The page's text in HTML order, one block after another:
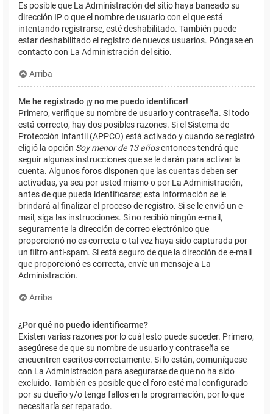
Es posible que La Administración del sitio haya baneado su
dirección IP o que el nombre de usuario con el que está
intentando registrarse, esté deshabilitado. También puede
estar deshabilitado el registro de nuevos usuarios. Póngase en
contacto con La Administración del sitio.
Arriba
Me he registrado ¡y no me puedo identificar!
Primero, verifique su nombre de usuario y contraseña. Si todo
está correcto, hay dos posibles razones. Si el Sistema de
Protección Infantil (APPCO) está activado y cuando se registró
eligió la opción Soy menor de 13 añosentonces tendrá que
seguir algunas instrucciones que se le darán para activar la
cuenta. Algunos foros disponen que las cuentas deben ser
activadas, ya sea por usted mismo o por La Administración,
antes de que pueda identificarse; esta información se le
brindará al finalizar el proceso de registro. Si se le envió un e-
mail, siga las instrucciones. Si no recibió ningún e-mail,
seguramente la dirección de correo electrónico que
proporcionó no es correcta o tal vez haya sido capturada por
un filtro anti-spam. Si está seguro de que la dirección de e-mail
que proporcionó es correcta, envíe un mensaje a La
Administración.
Arriba
¿Por qué no puedo identificarme?
Existen varias razones por lo cuál esto puede suceder. Primero,
asegúrese de que su nombre de usuario y contraseña se
encuentren escritos correctamente. Si lo están, comuníquese
con La Administración para asegurarse de que no ha sido
excluido. También es posible que el foro esté mal configurado
por su dueño y/o tenga fallos en la programación, por lo que
necesitaría ser reparado.